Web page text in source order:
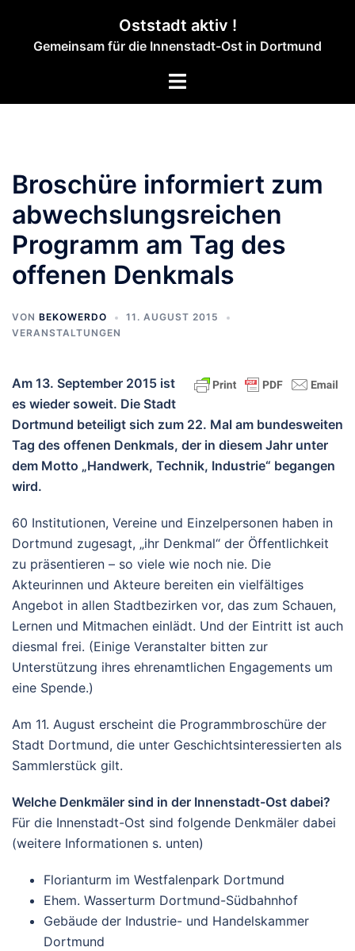
springen
Oststadt aktiv !
Gemeinsam für die Innenstadt-Ost in Dortmund
Menü
Broschüre informiert zum
abwechslungsreichen
Programm am Tag des
offenen Denkmals
VON BEKOWERDO
11. AUGUST 2015
VERANSTALTUNGEN
Am 13. September 2015 ist
es wieder soweit. Die Stadt
Dortmund beteiligt sich zum 22. Mal am bundesweiten
Tag des offenen Denkmals, der in diesem Jahr unter
dem Motto „Handwerk, Technik, Industrie“ begangen
wird.
60 Institutionen, Vereine und Einzelpersonen haben in
Dortmund zugesagt, „ihr Denkmal“ der Öffentlichkeit
zu präsentieren – so viele wie noch nie. Die
Akteurinnen und Akteure bereiten ein vielfältiges
Angebot in allen Stadtbezirken vor, das zum Schauen,
Lernen und Mitmachen einlädt. Und der Eintritt ist auch
diesmal frei. (Einige Veranstalter bitten zur
Unterstützung ihres ehrenamtlichen Engagements um
eine Spende.)
Am 11. August erscheint die Programmbroschüre der
Stadt Dortmund, die unter Geschichtsinteressierten als
Sammlerstück gilt.
Welche Denkmäler sind in der Innenstadt-Ost dabei?
Für die Innenstadt-Ost sind folgende Denkmäler dabei
(weitere Informationen s. unten)
Florianturm im Westfalenpark Dortmund
Ehem. Wasserturm Dortmund-Südbahnhof
Gebäude der Industrie- und Handelskammer
Dortmund